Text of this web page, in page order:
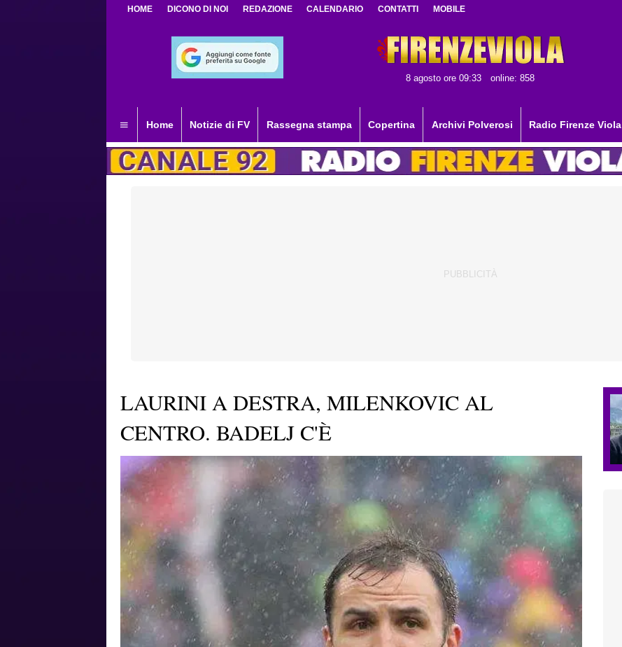
HOME DICONO DI NOI REDAZIONE CALENDARIO CONTATTI MOBILE
8 agosto ore 09:33 online: 858
Home Notizie di FV Rassegna stampa Copertina Archivi Polverosi Radio Firenze Viola
LAURINI A DESTRA, MILENKOVIC AL
CENTRO. BADELJ C'È